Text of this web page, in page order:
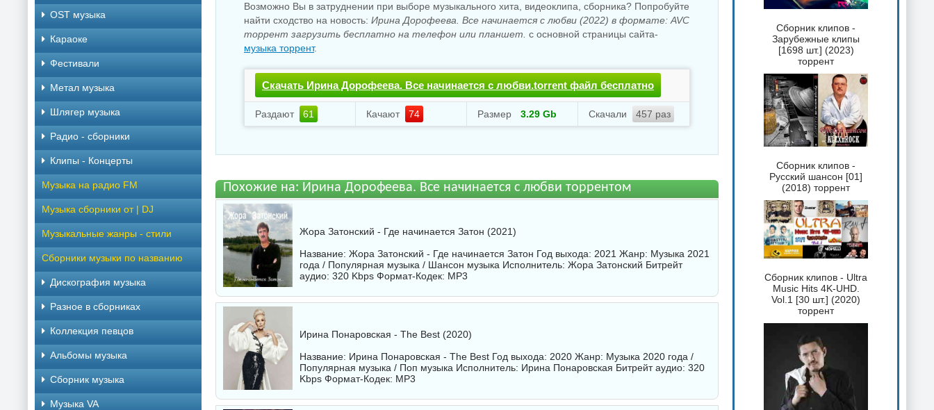
Возможно Вы в затруднении при выборе музыкального хита, видеоклипа, сборника? Попробуйте
найти сходство на новость: Ирина Дорофеева. Все начинается с любви (2022) в формате: AVC
торрент загрузить бесплатно на телефон или планшет. с основной страницы сайта-
музыка торрент.
Скачать Ирина Дорофеева. Все начинается с любви.torrent файл бесплатно
Раздают 61 Качают 74 Размер 3.29 Gb Скачали 457 раз
Похожие на: Ирина Дорофеева. Все начинается с любви торрентом
Жорa Затонский - Где начинается Затон (2021)
Название: Жорa Затонский - Где начинается Затон Год выхода: 2021 Жанр: Музыка 2021
года / Популярная музыка / Шансон музыка Исполнитель: Жорa Затонский Битрейт
аудио: 320 Kbps Формат-Кодек: MP3
Ирина Понаровская - The Best (2020)
Название: Ирина Понаровская - The Best Год выхода: 2020 Жанр: Музыка 2020 года /
Популярная музыка / Поп музыка Исполнитель: Ирина Понаровская Битрейт аудио: 320
Kbps Формат-Кодек: MP3
OST музыка
Караоке
Фестивали
Метал музыка
Шлягер музыка
Радио - сборники
Клипы - Концерты
Музыка на радио FM
Музыка сборники от | DJ
Музыкальные жанры - стили
Сборники музыки по названию
Дискография музыка
Разное в сборниках
Коллекция певцов
Альбомы музыка
Сборник музыка
Музыка VA
Сборник клипов -
Зарубежные клипы
[1698 шт.] (2023)
торрент
Сборник клипов -
Русский шансон [01]
(2018) торрент
Сборник клипов - Ultra
Music Hits 4K-UHD.
Vol.1 [30 шт.] (2020)
торрент